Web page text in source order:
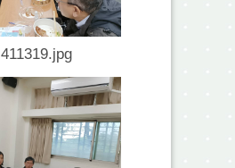
411319.jpg